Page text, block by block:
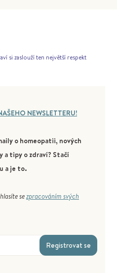
si zaslouží ten největší respekt
NEWSLETTERU!
o homeopatii, nových
a tipy o zdraví? Stačí
a je to.
sezpracováním svých
Registrovat se